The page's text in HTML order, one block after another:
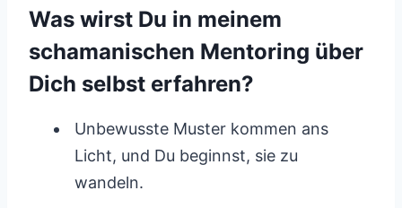
Was wirst Du in meinem
schamanischen Mentoring über
Dich selbst erfahren?
Unbewusste Muster kommen ans
Licht, und Du beginnst, sie zu
wandeln.